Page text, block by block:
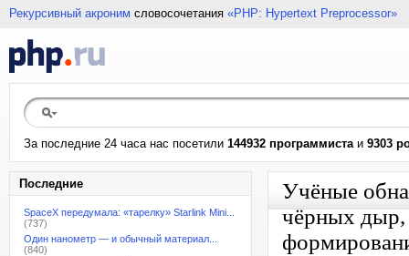
Рекурсивный акроним словосочетания «PHP: Hypertext Preprocessor»
За последние 24 часа нас посетили 144932 программистаи 9303
Последние
SpaceX передумала: «тарелку» Starlink Mini...
(737)
Один нанометр — и обычный материал...
(840)
Учёные
чёрных дыр,